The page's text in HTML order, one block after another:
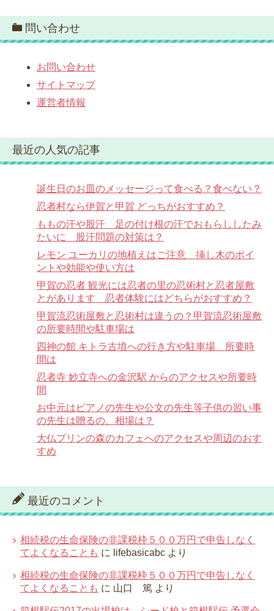
問い合わせ
お問い合わせ
サイトマップ
運営者情報
最近の人気の記事
誕生日のお皿のメッセージって食べる？食べない？
忍者村なら伊賀と甲賀 どっちがおすすめ？
ももの汗や股汗 足の付け根の汗でおもらししたみ
たいに 股汗問題の対策は？
レモン ユーカリの地植えはご注意 挿し木のポイ
ントや効能や使い方は
甲賀の忍者 観光には忍者の里の忍術村と忍者屋敷
とがあります 忍者体験にはどちらがおすすめ？
甲賀流忍術屋敷と忍術村は違うの？甲賀流忍術屋敷
の所要時間や駐車場は
四神の館 キトラ古墳への行き方や駐車場 所要時
間は
忍者寺 妙立寺への金沢駅 からのアクセスや所要時
間
お中元はピアノの先生や公文の先生等子供の習い事
の先生は贈るの、相場は？
大仏プリンの森のカフェへのアクセスや周辺のおす
すめ
最近のコメント
相続税の生命保険の非課税枠５００万円で申告しなく
てよくなることも に lifebasicabc より
相続税の生命保険の非課税枠５００万円で申告しなく
てよくなることも に 山口 篤 より